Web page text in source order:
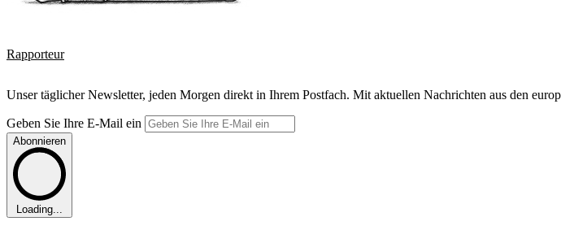
Rapporteur
Unser täglicher Newsletter, jeden Morgen direkt in Ihrem Postfach. Mit aktuellen Nachrichten aus den
Geben Sie Ihre E-Mail ein
Abonnieren
Loading...